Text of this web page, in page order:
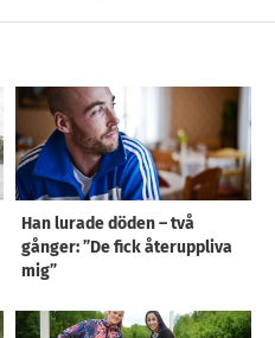
Han lurade döden – två
gånger: ”De fick återuppliva
mig”